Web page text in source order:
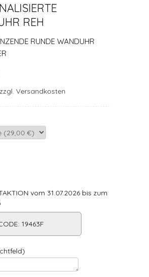
REH
RUNDE WANDUHR
zzgl. Versandkosten
vom 31.07.2026 bis zum
19463F